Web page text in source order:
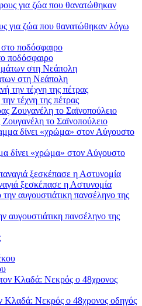
για ζώα που θανατώθηκαν λόγω
ποδόσφαιρο
στη Νεάπολη
τέχνη της πέτρας
το Σαϊνοπούλειο
δίνει «χρώμα» στον Αύγουστο
ξεσκέπασε η Αστυνομία
πανσέληνο της
Κλαδά: Νεκρός ο 48χρονος οδηγός